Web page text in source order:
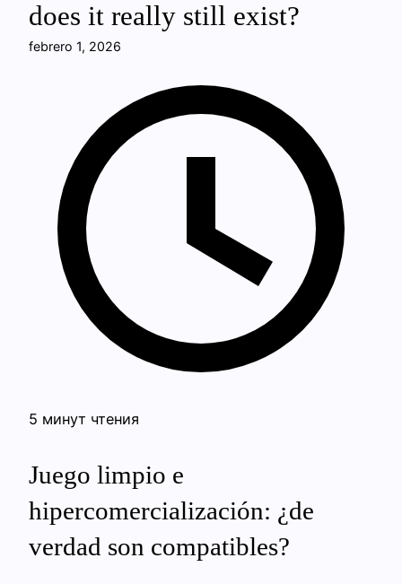
does it really still exist?
febrero 1, 2026
5 минут чтения
Juego limpio e
hipercomercialización: ¿de
verdad son compatibles?